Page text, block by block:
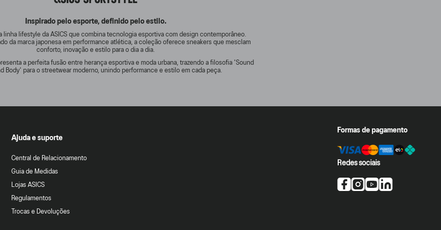
Inspirado pelo esporte, definido pelo estilo.
linha lifestyle da ASICS que combina tecnologia esportiva com design contemporâneo.
da marca japonesa em performance atlética, a coleção oferece sneakers que mesclam
conforto, inovação e estilo para o dia a dia.
a perfeita fusão entre herança esportiva e moda urbana, trazendo a filosofia 'Sound
Body' para o streetwear moderno, unindo performance e estilo em cada peça.
Ajuda e suporte
Central de Relacionamento
Guia de Medidas
Lojas ASICS
Regulamentos
Trocas e Devoluções
Formas de pagamento
Redes sociais